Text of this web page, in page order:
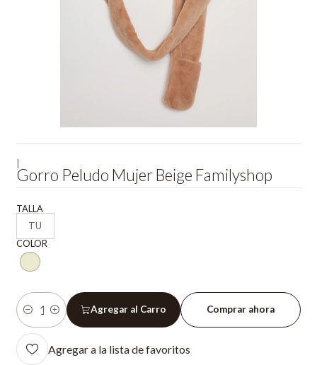
Gorro Peludo Mujer Beige Familyshop
TALLA
TU
COLOR
Cantidad
Agregar al Carro Comprar ahora
Agregar a la lista de favoritos